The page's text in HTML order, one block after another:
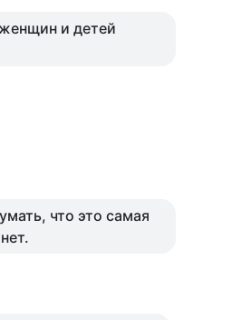
и детей
что это самая